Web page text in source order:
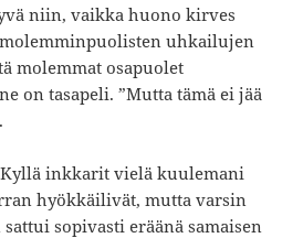
niin, vaikka huono kirves
uhkailujen
molemmat osapuolet
on tasapeli. ”Mutta tämä ei jää
inkkarit vielä kuulemani
hyökkäilivät, mutta varsin
sopivasti eräänä samaisen